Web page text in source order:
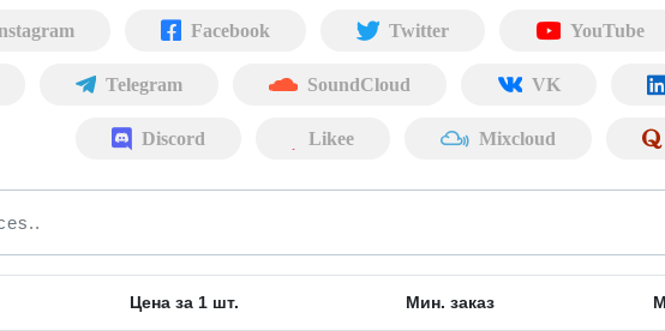
Facebook Twitter YouTube
Telegram SoundCloud VK
Discord Likee Mixcloud
Цена за 1 шт. Мин. заказ